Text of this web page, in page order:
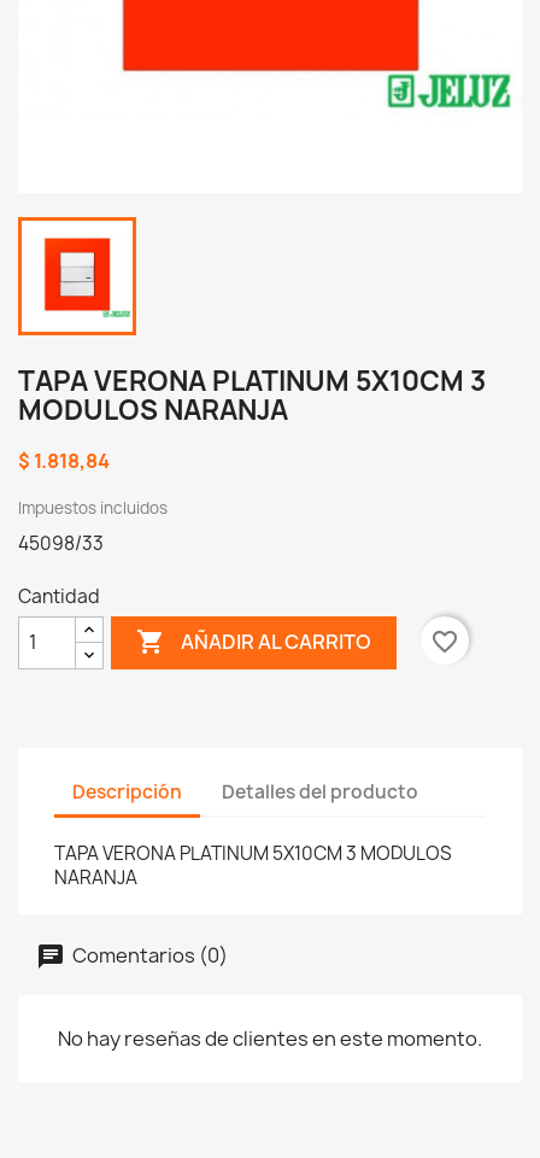
TAPA VERONA PLATINUM 5X10CM 3
MODULOS NARANJA
$ 1.818,84
Impuestos incluidos
45098/33
Cantidad
 AÑADIR AL CARRITO favorite_border
Descripción Detalles del producto
TAPA VERONA PLATINUM 5X10CM 3 MODULOS
NARANJA
Comentarios (0)
No hay reseñas de clientes en este momento.